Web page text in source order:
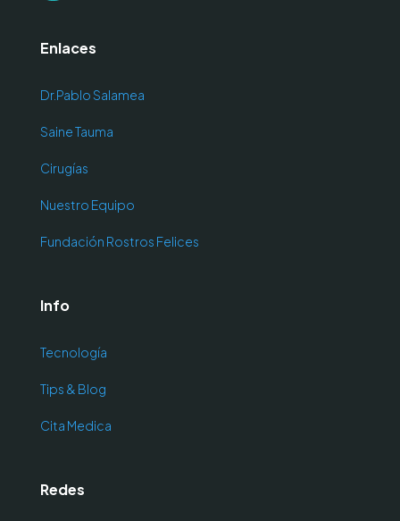
Enlaces
Dr.Pablo Salamea
Saine Tauma
Cirugías
Nuestro Equipo
Fundación Rostros Felices
Info
Tecnología
Tips & Blog
Cita Medica
Redes